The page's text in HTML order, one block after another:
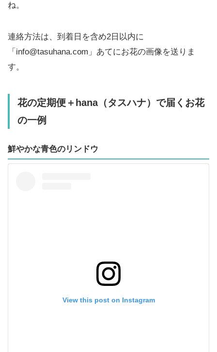
ね。
連絡方法は、到着日を含め2日以内に
「info@tasuhana.com」あてにお花の画像を送りま
す。
花の定期便＋hana（タスハナ）で届くお花
の一例
鮮やかな青色のリンドウ
View this post on Instagram